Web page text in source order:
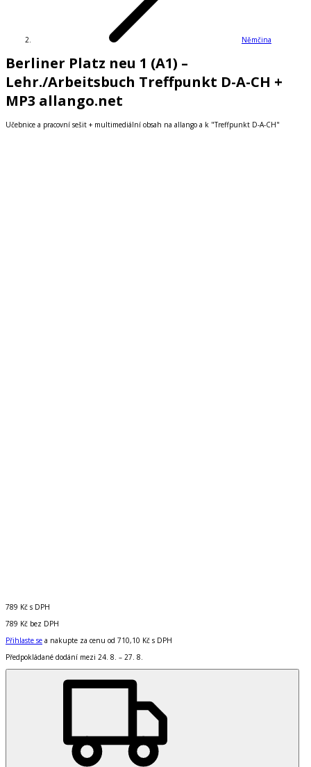
Němčina
Berliner Platz neu 1 (A1) –
Lehr./Arbeitsbuch Treffpunkt D-A-CH +
MP3 allango.net
Učebnice a pracovní sešit + multimediální obsah na allango a k "Treffpunkt D-A-CH"
789 Kč s DPH
789 Kč bez DPH
Přihlaste se a nakupte za cenu od 710,10 Kč s DPH
Předpokládané dodání mezi 24. 8. – 27. 8.